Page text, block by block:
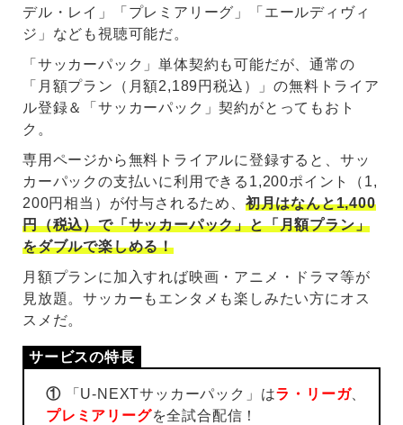
デル・レイ」「プレミアリーグ」「エールディヴィ
ジ」なども視聴可能だ。
「サッカーパック」単体契約も可能だが、通常の
「月額プラン（月額2,189円税込）」の無料トライア
ル登録＆「サッカーパック」契約がとってもおト
ク。
専用ページから無料トライアルに登録すると、サッ
カーパックの支払いに利用できる1,200ポイント（1,
200円相当）が付与されるため、 初月はなんと1,400
円（税込）で「サッカーパック」と「月額プラン」
をダブルで楽しめる！
月額プランに加入すれば映画・アニメ・ドラマ等が
見放題。サッカーもエンタメも楽しみたい方にオス
スメだ。
①「U-NEXTサッカーパック」はラ・リーガ、
プレミアリーグを全試合配信！